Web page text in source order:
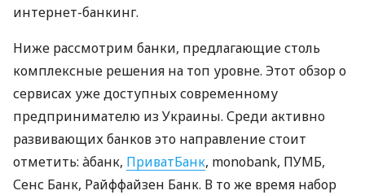
интернет-банкинг.
Ниже рассмотрим банки, предлагающие столь
комплексные решения на топ уровне. Этот обзор о
сервисах уже доступных современному
предпринимателю из Украины. Среди активно
развивающих банков это направление стоит
отметить: àбанк, ПриватБанк, monobank, ПУМБ,
Сенс Банк, Райффайзен Банк. В то же время набор